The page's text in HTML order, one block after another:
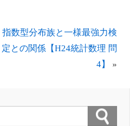
指数型分布族と一様最強力検
定との関係【H24統計数理 問
4】
»